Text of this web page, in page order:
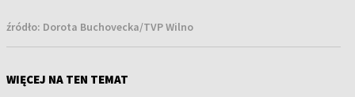
źródło: Dorota Buchovecka/TVP Wilno
WIĘCEJ NA TEN TEMAT